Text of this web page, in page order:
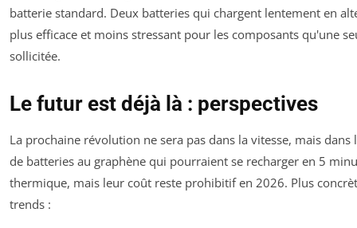
batterie standard. Deux batteries qui chargent lentement en
plus efficace et moins stressant pour les composants qu'une
sollicitée.
Le futur est déjà là : perspectives
La prochaine révolution ne sera pas dans la vitesse, mais
de batteries au graphène qui pourraient se recharger en 5
thermique, mais leur coût reste prohibitif en 2026. Plus
trends :